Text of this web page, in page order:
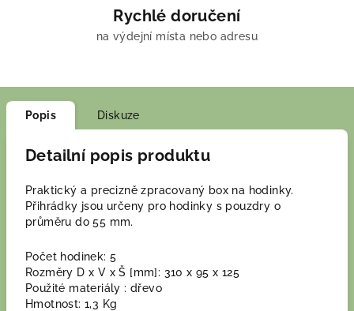
Rychlé doručení
na výdejní místa nebo adresu
Popis Diskuze
Detailní popis produktu
Praktický a precizně zpracovaný box na hodinky.
Přihrádky jsou určeny pro hodinky s pouzdry o
průměru do 55 mm.
Počet hodinek: 5
Rozměry D x V x Š [mm]: 310 x 95 x 125
Použité materiály : dřevo
Hmotnost: 1,3 Kg